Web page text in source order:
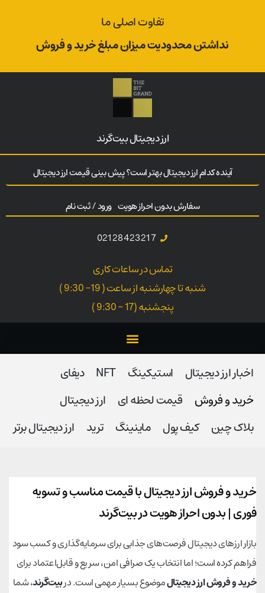
تفاوت اصلی ما
نداشتن محدودیت میزان مبلغ خرید و فروش
ارز‌ دیجیتال بیت‌گرند
آینده کدام ارز دیجیتال بهتر است؟ پیش بینی قیمت ارز دیجیتال
سفارش بدون احراز هویت ورود / ثبت نام
02128423217
تماس در ساعات کاری
شنبه تا چهارشنبه از ساعت ( 19- 9:30 )
پنجشنبه (17 - 9:30 )
اخبار ارز دیجیتال استیکینگ NFT
دیفای
خرید و فروش
قیمت لحظه ای
ارز دیجیتال
بلاک‌ چین
کیف پول ماینینگ ترید ارز دیجیتال برتر
خرید و فروش ارز دیجیتال با قیمت مناسب و تسویه
فوری | بدون احراز هویت در بیت‌گرند
بازار ارزهای دیجیتال فرصت‌های جذابی برای سرمایه‌گذاری و کسب سود
فراهم کرده است؛ اما انتخاب یک صرافی امن، سریع و قابل‌اعتماد برای
خرید و فروش ارز دیجیتالموضوع بسیار مهمی است. دربیت‌گرند، شما